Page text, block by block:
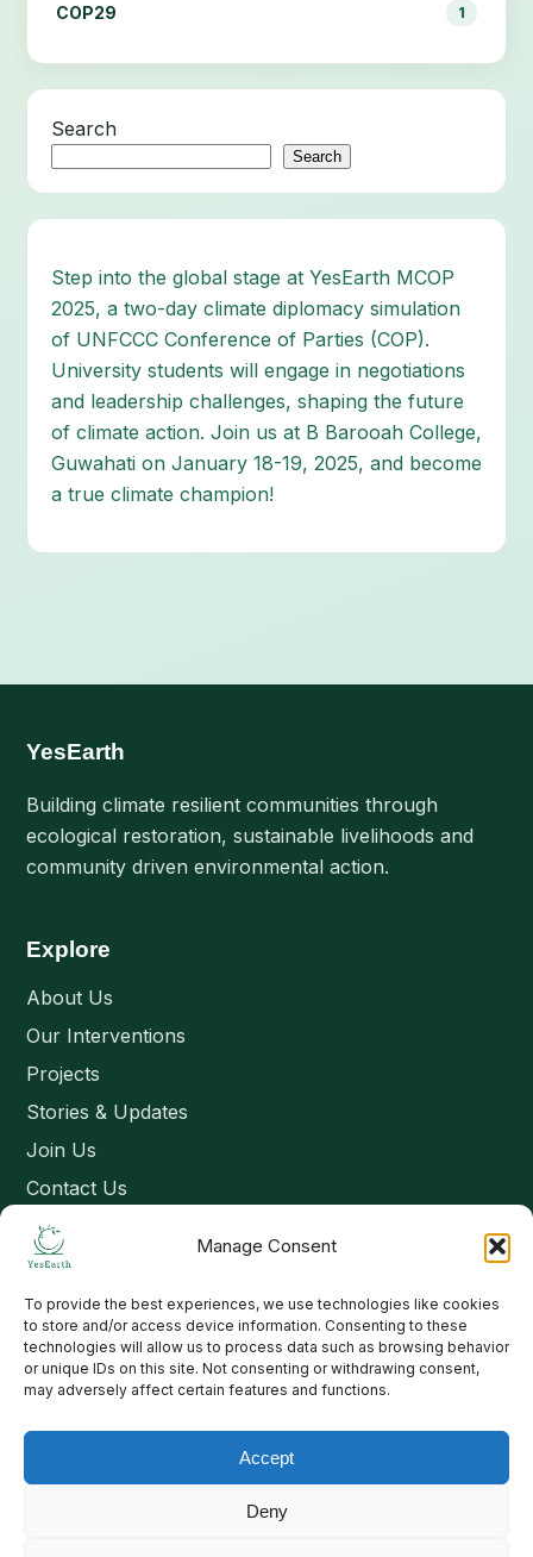
Manage Consent
To provide the best experiences, we use technologies like cookies
to store and/or access device information. Consenting to these
technologies will allow us to process data such as browsing behavior
or unique IDs on this site. Not consenting or withdrawing consent,
may adversely affect certain features and functions.
Accept
Deny
COP29 1
Search
Search
Step into the global stage at YesEarth MCOP
2025, a two-day climate diplomacy simulation
of UNFCCC Conference of Parties (COP).
University students will engage in negotiations
and leadership challenges, shaping the future
of climate action. Join us at B Barooah College,
Guwahati on January 18-19, 2025, and become
a true climate champion!
YesEarth
Building climate resilient communities through
ecological restoration, sustainable livelihoods and
community driven environmental action.
Explore
About Us
Our Interventions
Projects
Stories & Updates
Join Us
Contact Us
Connect
Email: contact@yesearth.org
India
Copyright 2026 School of Livelihood and Rural Development